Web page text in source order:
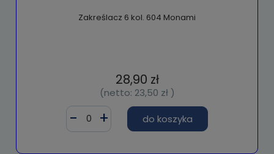
Zakreślacz 6 kol. 604 Monami
28,90 zł
(netto: 23,50 zł)
do koszyka